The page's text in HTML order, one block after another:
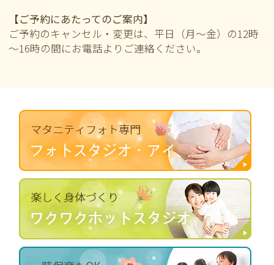
【ご予約にあたってのご案内】
ご予約のキャンセル・変更は、平日（月～金）の12時
～16時の間にお電話よりご連絡ください。